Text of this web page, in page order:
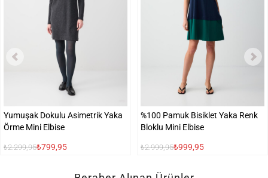
Yumuşak Dokulu Asimetrik Yaka
Örme Mini Elbise
₺2.299,95₺799,95
%100 Pamuk Bisiklet Yaka Renk
Bloklu Mini Elbise
₺2.999,95₺999,95